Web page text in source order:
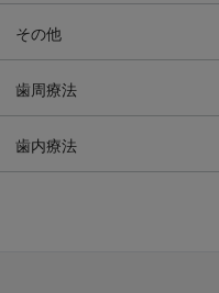
その他
歯周療法
歯内療法